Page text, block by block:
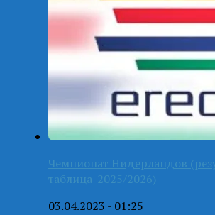
Чемпионат Нидерландов
таблица-2025/2026)
03.04.2023 - 01:25